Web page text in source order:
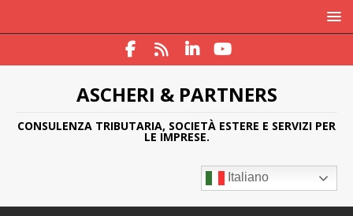
ASCHERI & PARTNERS
CONSULENZA TRIBUTARIA, SOCIETÀ ESTERE E SERVIZI PER
LE IMPRESE.
Italiano